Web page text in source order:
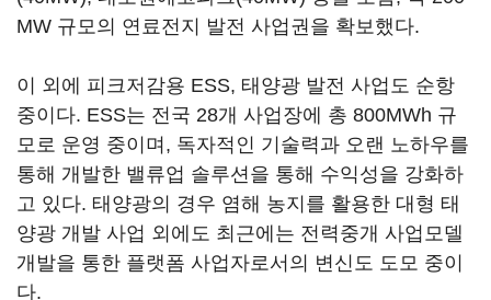
MW 규모의 연료전지 발전 사업권을 확보했다.
이 외에 피크저감용 ESS, 태양광 발전 사업도 순항
중이다. ESS는 전국 28개 사업장에 총 800MWh 규
모로 운영 중이며, 독자적인 기술력과 오랜 노하우를
통해 개발한 밸류업 솔루션을 통해 수익성을 강화하
고 있다. 태양광의 경우 염해 농지를 활용한 대형 태
양광 개발 사업 외에도 최근에는 전력중개 사업모델
개발을 통한 플랫폼 사업자로서의 변신도 도모 중이
다.